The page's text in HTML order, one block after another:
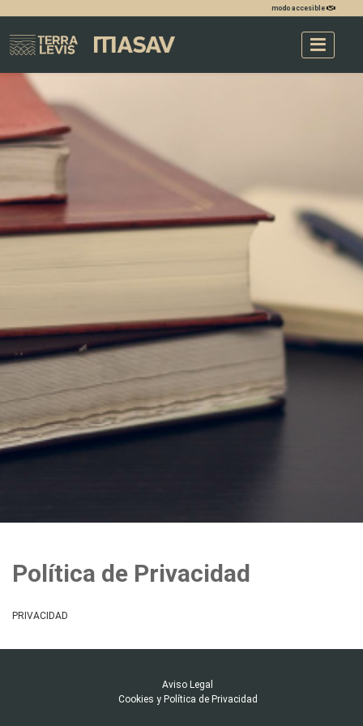
modo accesible
Política de Privacidad
PRIVACIDAD
Aviso Legal
Cookies y Política de Privacidad